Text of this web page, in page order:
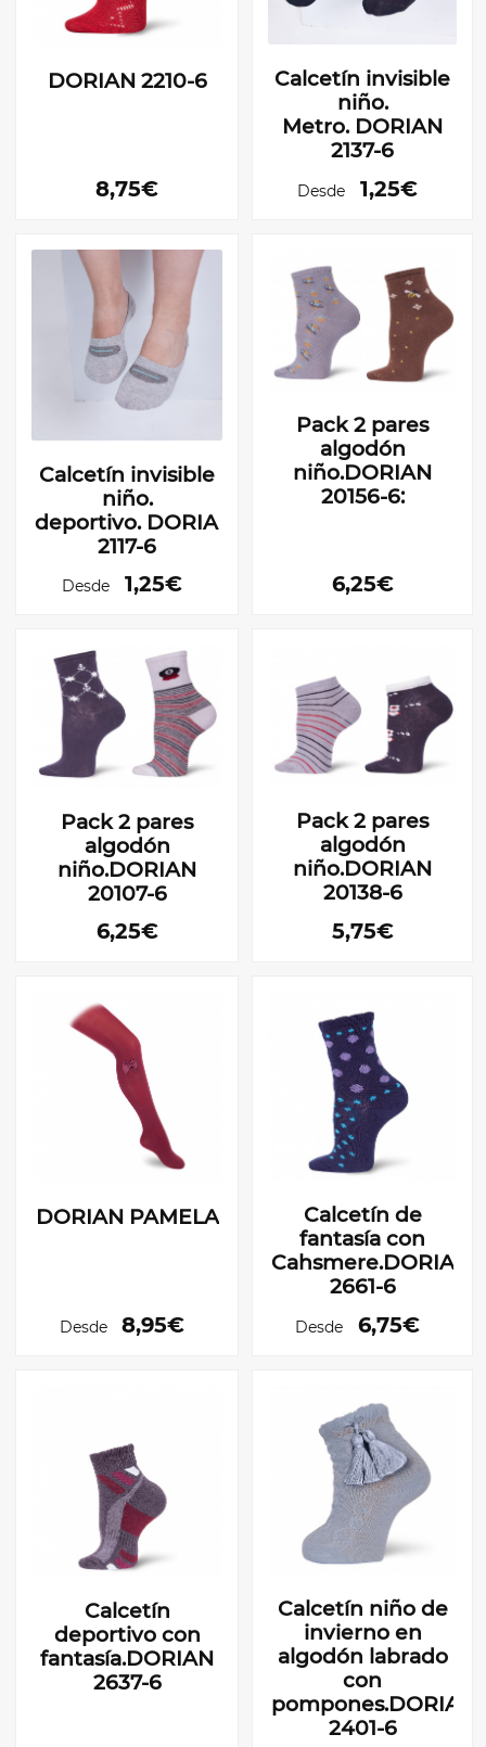
DORIAN 2210-6
8,75€
Calcetín invisible
niño.
Metro. DORIAN
2137-6
Desde 1,25€
Calcetín invisible
niño.
deportivo. DORIAN
2117-6
Desde 1,25€
Pack 2 pares
algodón
niño.DORIAN
20156-6:
6,25€
Pack 2 pares
algodón
niño.DORIAN
20107-6
6,25€
Pack 2 pares
algodón
niño.DORIAN
20138-6
5,75€
DORIAN PAMELA
Desde 8,95€
Calcetín de
fantasía con
Cahsmere.DORIAN
2661-6
Desde 6,75€
Calcetín
deportivo con
fantasía.DORIAN
2637-6
Calcetín niño de
invierno en
algodón labrado
con
pompones.DORIAN
2401-6